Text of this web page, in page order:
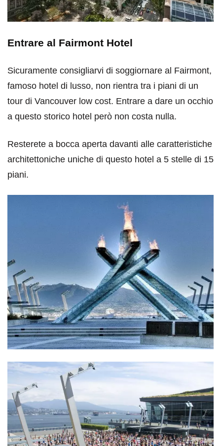
Entrare al Fairmont Hotel
Sicuramente consigliarvi di soggiornare al Fairmont,
famoso hotel di lusso, non rientra tra i piani di un
tour di Vancouver low cost. Entrare a dare un occhio
a questo storico hotel però non costa nulla.
Resterete a bocca aperta davanti alle caratteristiche
architettoniche uniche di questo hotel a 5 stelle di 15
piani.